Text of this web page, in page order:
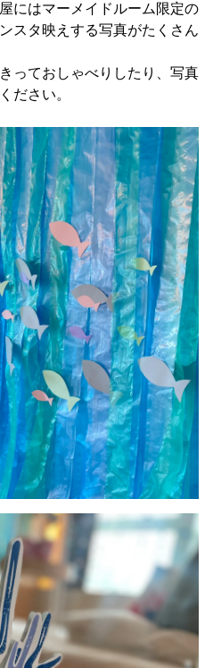
にはマーメイドルーム限定の
スタ映えする写真がたくさん
っておしゃべりしたり、写真
ださい。